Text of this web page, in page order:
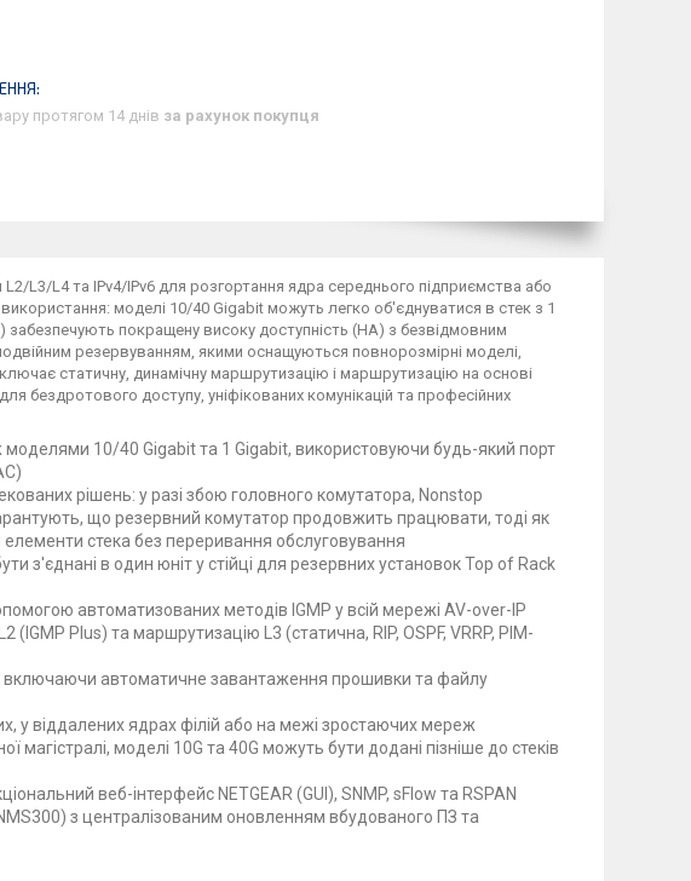
протягом 14 днів за рахунок покупця
L3/L4 та IPv4/IPv6 для розгортання ядра середнього підприємства або
моделі 10/40 Gigabit можуть легко об'єднуватися в стек з 1
забезпечують покращену високу доступність (HA) з безвідмовним
резервуванням, якими оснащуються повнорозмірні моделі,
статичну, динамічну маршрутизацію і маршрутизацію на основі
бездротового доступу, уніфікованих комунікацій та професійних
моделями 10/40 Gigabit та 1 Gigabit, використовуючи будь-який порт
рішень: у разі збою головного комутатора, Nonstop
що резервний комутатор продовжить працювати, тоді як
стека без переривання обслуговування
з'єднані в один юніт у стійці для резервних установок Top of Rack
автоматизованих методів IGMP у всій мережі AV-over-IP
Plus) та маршрутизацію L3 (статична, RIP, OSPF, VRRP, PIM-
включаючи автоматичне завантаження прошивки та файлу
у віддалених ядрах філій або на межі зростаючих мереж
магістралі, моделі 10G та 40G можуть бути додані пізніше до стеків
веб-інтерфейс NETGEAR (GUI), SNMP, sFlow та RSPAN
з централізованим оновленням вбудованого ПЗ та